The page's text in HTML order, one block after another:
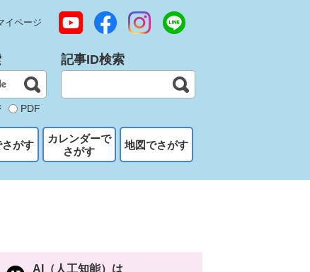
イページ
PDF
記事ID検索
がす
カレンダーで
さがす
地図でさがす
AI（人工知能）は